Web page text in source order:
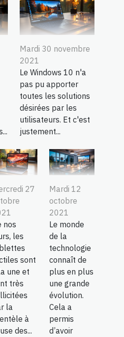
Mardi 30 novembre
2021
Le Windows 10 n'a
pas pu apporter
toutes les solutions
désirées par les
utilisateurs. Et c'est
justement...
27
nos
les
sont
une et
très
la
à
des...
Mardi 12
octobre
2021
Le monde
de la
technologie
connaît de
plus en plus
une grande
évolution.
Cela a
permis
d’avoir